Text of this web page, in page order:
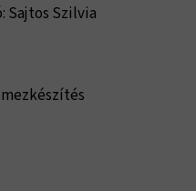
Sajtos Szilvia